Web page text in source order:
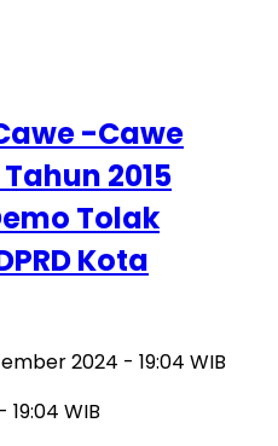
-Cawe
2015
Tolak
Kota
2024 - 19:04 WIB
WIB